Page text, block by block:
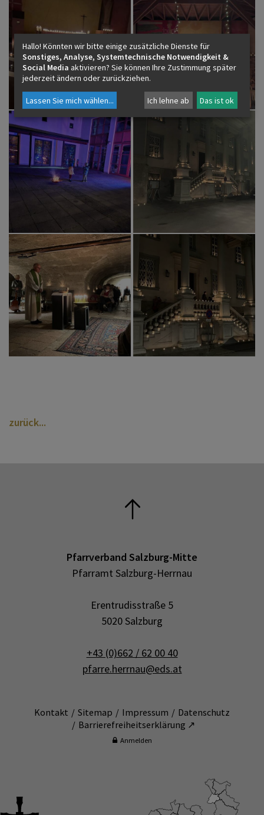
zurück
Pfarrverband Salzburg-Mitte
Pfarramt Salzburg-Herrnau
Erentrudisstraße 5
5020 Salzburg
+43 (0)662 / 62 00 40
pfarre.herrnau@eds.at
Kontakt Sitemap Impressum
Datenschutz
Barrierefreiheitserklärung ↗
Anmelden
Hallo! Könnten wir bitte einige zusätzliche Dienste für
Sonstiges, Analyse, Systemtechnische Notwendigkeit &
Social Media aktivieren? Sie können Ihre Zustimmung später
jederzeit ändern oder zurückziehen.
Lassen Sie mich wählen... Ich lehne ab Das ist ok